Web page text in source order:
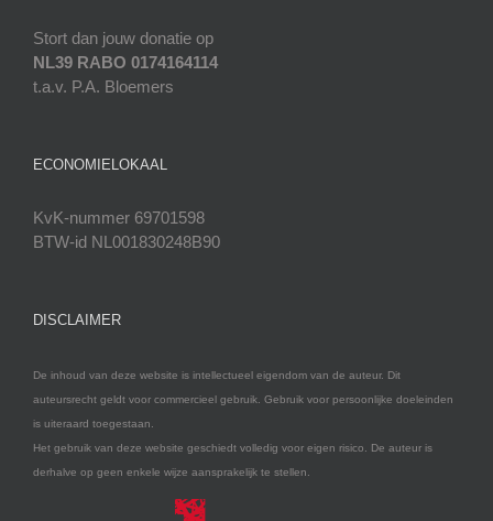
Stort dan jouw donatie op
NL39 RABO 0174164114
t.a.v. P.A. Bloemers
ECONOMIELOKAAL
KvK-nummer 69701598
BTW-id NL001830248B90
DISCLAIMER
De inhoud van deze website is intellectueel eigendom van de auteur. Dit
auteursrecht geldt voor commercieel gebruik. Gebruik voor persoonlijke doeleinden
is uiteraard toegestaan.
Het gebruik van deze website geschiedt volledig voor eigen risico. De auteur is
derhalve op geen enkele wijze aansprakelijk te stellen.